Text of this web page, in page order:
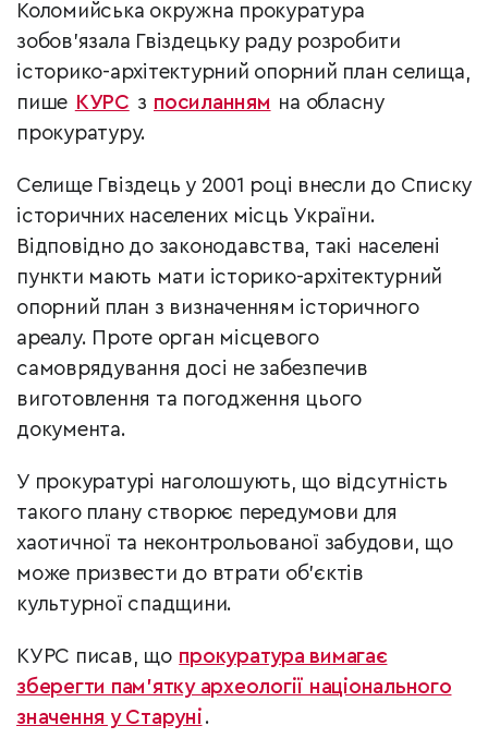
Коломийська окружна прокуратура
зобов’язала Гвіздецьку раду розробити
історико-архітектурний опорний план селища,
пише КУРС з посиланням на обласну
прокуратуру.
Селище Гвіздець у 2001 році внесли до Списку
історичних населених місць України.
Відповідно до законодавства, такі населені
пункти мають мати історико-архітектурний
опорний план з визначенням історичного
ареалу. Проте орган місцевого
самоврядування досі не забезпечив
виготовлення та погодження цього
документа.
У прокуратурі наголошують, що відсутність
такого плану створює передумови для
хаотичної та неконтрольованої забудови, що
може призвести до втрати об’єктів
культурної спадщини.
КУРС писав, що прокуратура вимагає
зберегти пам’ятку археології національного
значення у Старуні .